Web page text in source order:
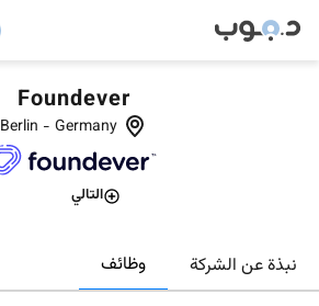
Foundever
Berlin - Germany
التالي
نبذة عن الشركة وظائف